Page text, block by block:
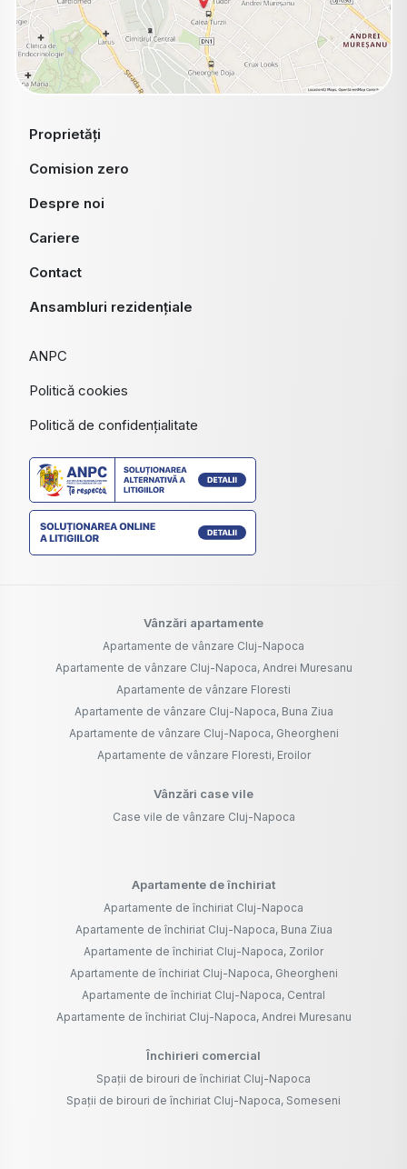
Proprietăți
Comision zero
Despre noi
Cariere
Contact
Ansambluri rezidențiale
ANPC
Politică cookies
Politică de confidențialitate
Vânzări apartamente
Apartamente de vânzare Cluj-Napoca
Apartamente de vânzare Cluj-Napoca, Andrei Muresanu
Apartamente de vânzare Floresti
Apartamente de vânzare Cluj-Napoca, Buna Ziua
Apartamente de vânzare Cluj-Napoca, Gheorgheni
Apartamente de vânzare Floresti, Eroilor
Vânzări case vile
Case vile de vânzare Cluj-Napoca
Apartamente de închiriat
Apartamente de închiriat Cluj-Napoca
Apartamente de închiriat Cluj-Napoca, Buna Ziua
Apartamente de închiriat Cluj-Napoca, Zorilor
Apartamente de închiriat Cluj-Napoca, Gheorgheni
Apartamente de închiriat Cluj-Napoca, Central
Apartamente de închiriat Cluj-Napoca, Andrei Muresanu
Închirieri comercial
Spații de birouri de închiriat Cluj-Napoca
Spații de birouri de închiriat Cluj-Napoca, Someseni